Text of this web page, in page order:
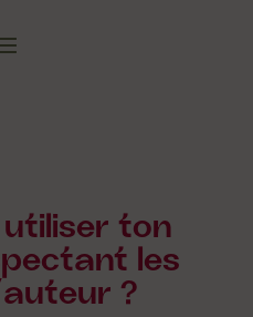
ton
les
?